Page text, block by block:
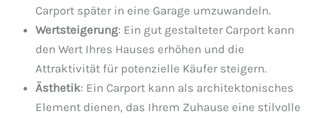
Carport später in eine Garage umzuwandeln.
Wertsteigerung: Ein gut gestalteter Carport kann
den Wert Ihres Hauses erhöhen und die
Attraktivität für potenzielle Käufer steigern.
Ästhetik: Ein Carport kann als architektonisches
Element dienen, das Ihrem Zuhause eine stilvolle